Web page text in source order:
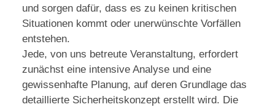
und sorgen dafür, dass es zu keinen kritischen
Situationen kommt oder unerwünschte Vorfällen
entstehen.
Jede, von uns betreute Veranstaltung, erfordert
zunächst eine intensive Analyse und eine
gewissenhafte Planung, auf deren Grundlage das
detaillierte Sicherheitskonzept erstellt wird. Die